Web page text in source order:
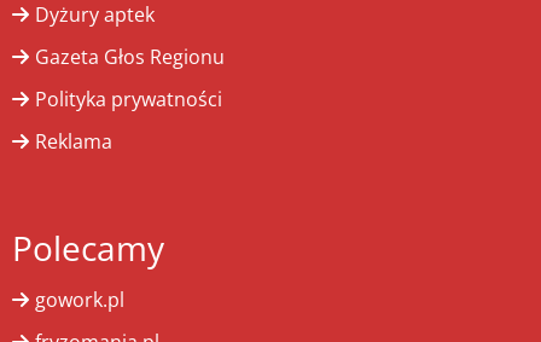
Dyżury aptek
Gazeta Głos Regionu
Polityka prywatności
Reklama
Polecamy
gowork.pl